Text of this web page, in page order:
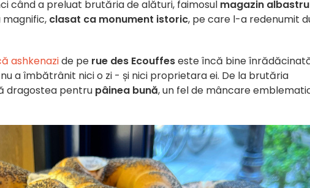
când a preluat brutăria de alături, faimosul magazin albastru
magnific, clasat ca monument istoric, pe care l-a redenumit
ashkenazide pe rue des Ecouffeseste încă bine
a îmbătrânit nici o zi - și nici proprietara ei. De la brutăria
dragostea pentru pâinea bună, un fel de mâncare